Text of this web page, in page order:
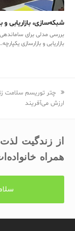
شبکه‌سازی، بازاریابی
بررسی مدلی برای
بازاریابی و بازارسازی
previous
post:
چتر توریسم سلامت
ارزش می‌آفریند
از زندگیت
همراه